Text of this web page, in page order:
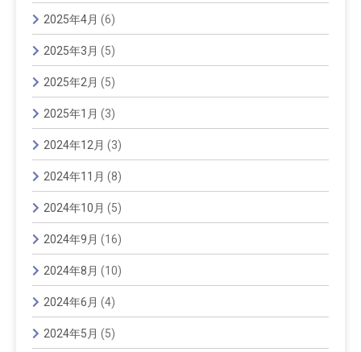
2025年4月 (6)
2025年3月 (5)
2025年2月 (5)
2025年1月 (3)
2024年12月 (3)
2024年11月 (8)
2024年10月 (5)
2024年9月 (16)
2024年8月 (10)
2024年6月 (4)
2024年5月 (5)